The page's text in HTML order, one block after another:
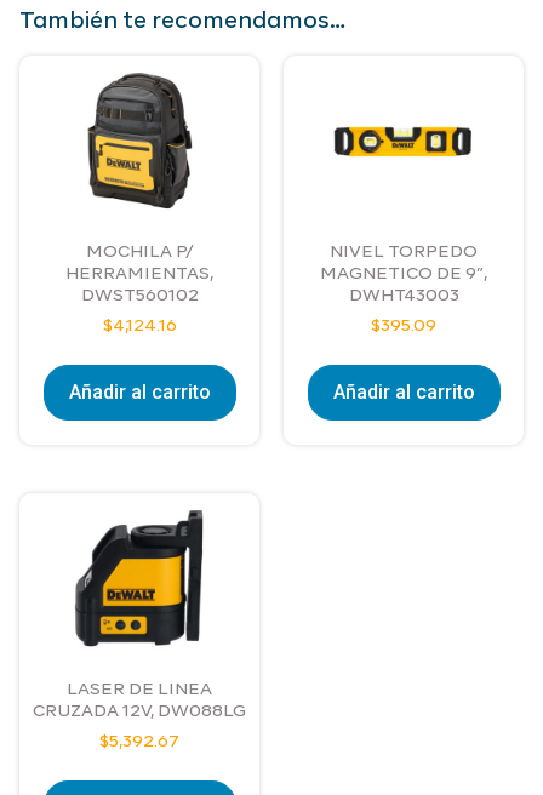
También te recomendamos…
MOCHILA P/
HERRAMIENTAS,
DWST560102
$4,124.16
Añadir al carrito
NIVEL TORPEDO
MAGNETICO DE 9”,
DWHT43003
$395.09
Añadir al carrito
LASER DE LINEA
CRUZADA 12V, DW088LG
$5,392.67